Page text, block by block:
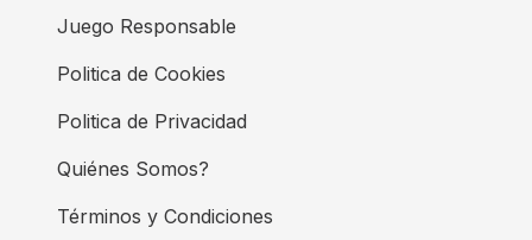
Juego Responsable
Politica de Cookies
Politica de Privacidad
Quiénes Somos?
Términos y Condiciones